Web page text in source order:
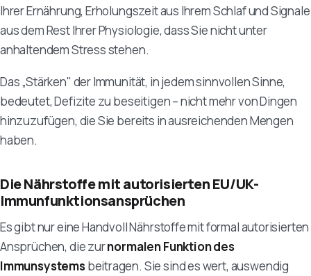
Ihrer Ernährung, Erholungszeit aus Ihrem Schlaf und Signale
aus dem Rest Ihrer Physiologie, dass Sie nicht unter
anhaltendem Stress stehen.
Das „Stärken" der Immunität, in jedem sinnvollen Sinne,
bedeutet, Defizite zu beseitigen – nicht mehr von Dingen
hinzuzufügen, die Sie bereits in ausreichenden Mengen
haben.
Die Nährstoffe mit autorisierten EU/UK-
Immunfunktionsansprüchen
Es gibt nur eine Handvoll Nährstoffe mit formal autorisierten
Ansprüchen, die zurnormalen Funktion des
Immunsystemsbeitragen. Sie sind es wert, auswendig